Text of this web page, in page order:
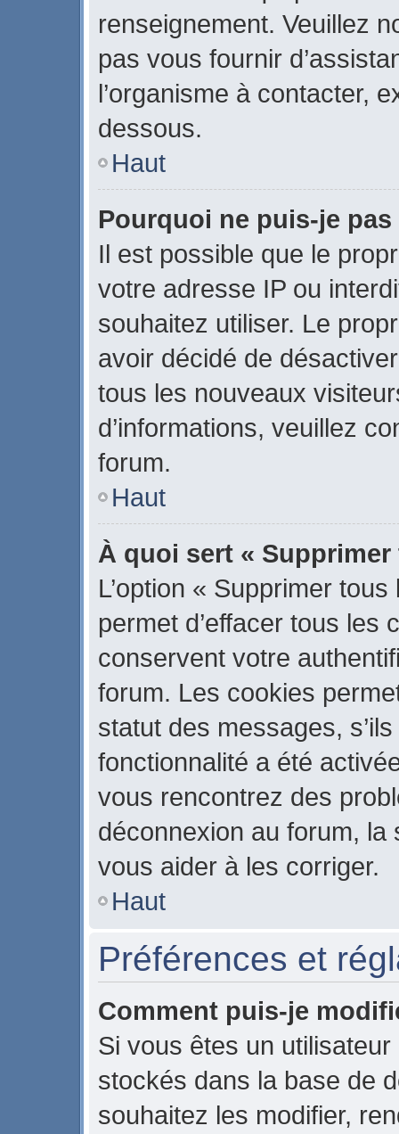
renseignement. Veuillez
pas vous fournir
l’organisme à contacter,
dessous.
Haut
Pourquoi ne puis-je pas
Il est possible que le
votre adresse IP ou
souhaitez utiliser. Le
avoir décidé de
tous les nouveaux
d’informations, veuillez
forum.
Haut
À quoi sert «
L’option « Supprimer
permet d’effacer tous les
conservent votre
forum. Les cookies
statut des messages,
fonctionnalité a été
vous rencontrez des
déconnexion au forum,
vous aider à les corriger.
Haut
Préférences et
Comment puis-je
Si vous êtes un
stockés dans la base de
souhaitez les modifier,